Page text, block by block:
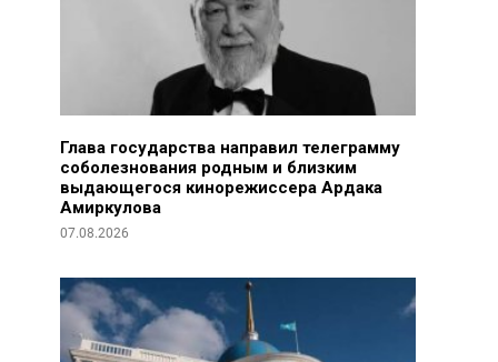
Глава государства направил телеграмму
соболезнования родным и близким
выдающегося кинорежиссера Ардака
Амиркулова
07.08.2026